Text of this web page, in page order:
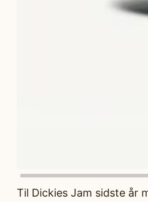
Til Dickies Jam sidste år